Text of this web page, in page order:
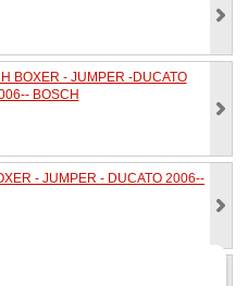
BOXER - JUMPER -DUCATO
BOSCH
- JUMPER - DUCATO 2006--